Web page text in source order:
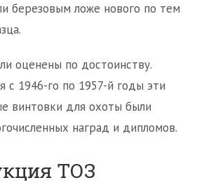
березовым ложе нового по тем
оценены по достоинству.
с 1946-го по 1957-й годы эти
винтовки для охоты были
наград и дипломов.
ТОЗ